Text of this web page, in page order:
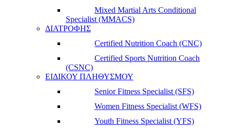
Mixed Martial Arts Conditional
Specialist (MMACS)
ΔΙΑΤΡΟΦΗΣ
Certified Nutrition Coach (CNC)
Certified Sports Nutrition Coach
(CSNC)
ΕΙΔΙΚΟΥ ΠΛΗΘΥΣΜΟΥ
Senior Fitness Specialist (SFS)
Women Fitness Specialist (WFS)
Youth Fitness Specialist (YFS)